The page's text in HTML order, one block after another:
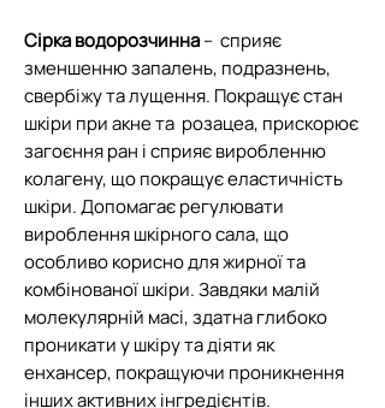
Сірка водорозчинна– сприяє
зменшенню запалень, подразнень,
свербіжу та лущення. Покращує стан
шкіри при акне та розацеа, прискорює
загоєння ран і сприяє виробленню
колагену, що покращує еластичність
шкіри. Допомагає регулювати
вироблення шкірного сала, що
особливо корисно для жирної та
комбінованої шкіри. Завдяки малій
молекулярній масі, здатна глибоко
проникати у шкіру та діяти як
енхансер, покращуючи проникнення
інших активних інгредієнтів.